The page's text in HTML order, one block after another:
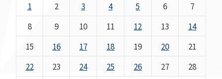
1
2 3 4 5 6
7
8
9 10 11 12 13
14
15
16 17 18 19 20
21
22
23 24 25 26 27
28